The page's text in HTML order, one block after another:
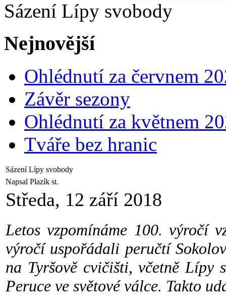
Sázení Lípy svobody
Nejnovější
Ohlédnutí za červnem
Závěr sezony
Ohlédnutí za květnem
Tváře bez hranic
Sázení Lípy svobody
Napsal Plazík st.
Středa, 12 září 2018
Letos vzpomínáme 100. výročí
výročí uspořádali peručtí
na Tyršově cvičišti, včetně Lípy
Peruce ve světové válce. Takto